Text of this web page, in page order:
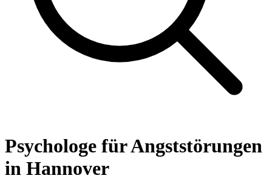
Psychologe für Angststörungen
in Hannover